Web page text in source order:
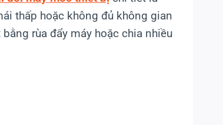
thấp hoặc không đủ không gian
rùa đẩy máy hoặc chia nhiều